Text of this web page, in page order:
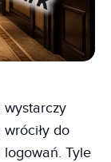
wystarczy
do
Tyle